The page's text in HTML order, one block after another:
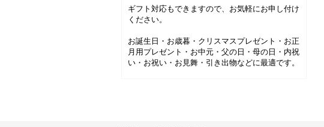
ギフト対応もできますので、お気軽にお申し付け
ください。
お誕生日・お歳暮・クリスマスプレゼント・お正
月用プレゼント・お中元・父の日・母の日・内祝
い・お祝い・お見舞・引き出物などに最適です。